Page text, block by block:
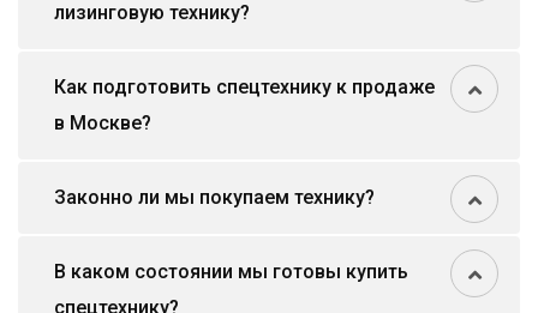
лизинговую технику?
Как подготовить спецтехнику к продаже
в Москве?
Законно ли мы покупаем технику?
В каком состоянии мы готовы купить
спецтехнику?